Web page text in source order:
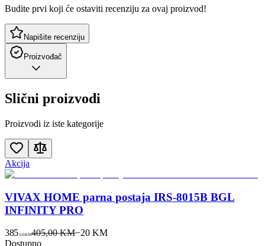
Budite prvi koji će ostaviti recenziju za ovaj proizvod!
Napišite recenziju
Proizvođač
Slični proizvodi
Proizvodi iz iste kategorije
Akcija
VIVAX HOME parna postaja IRS-8015B BGL
INFINITY PRO
385 00KM405,00 KM−20 KM
Dostupno